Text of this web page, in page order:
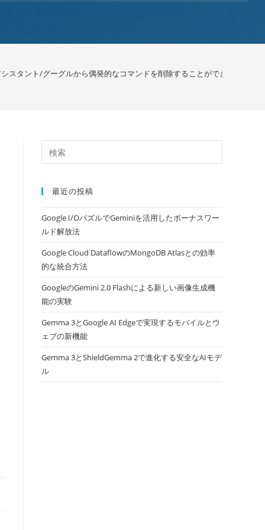
スタント/グーグルから偶発的なコマンドを削除することができます
最近の投稿
Google I/OパズルでGeminiを活用したボーナスワー
ルド解放法
Google Cloud DataflowのMongoDB Atlasとの効率
的な統合方法
GoogleのGemini 2.0 Flashによる新しい画像生成機
能の実験
Gemma 3とGoogle AI Edgeで実現するモバイルとウ
ェブの新機能
Gemma 3とShieldGemma 2で進化する安全なAIモデ
ル